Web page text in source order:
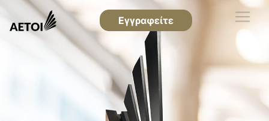
Εγγραφείτε